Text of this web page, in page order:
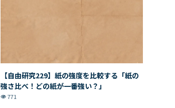
【自由研究229】紙の強度を比較する「紙の
強さ比べ！どの紙が一番強い？」
771